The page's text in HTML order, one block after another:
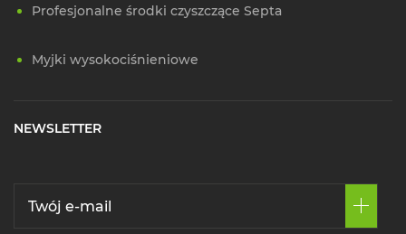
Profesjonalne środki czyszczące Septa
Myjki wysokociśnieniowe
NEWSLETTER